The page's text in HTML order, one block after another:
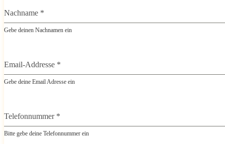
Nachname *
Gebe deinen Nachnamen ein
Email-Addresse *
Gebe deine Email Adresse ein
Telefonnummer *
Bitte gebe deine Telefonnummer ein